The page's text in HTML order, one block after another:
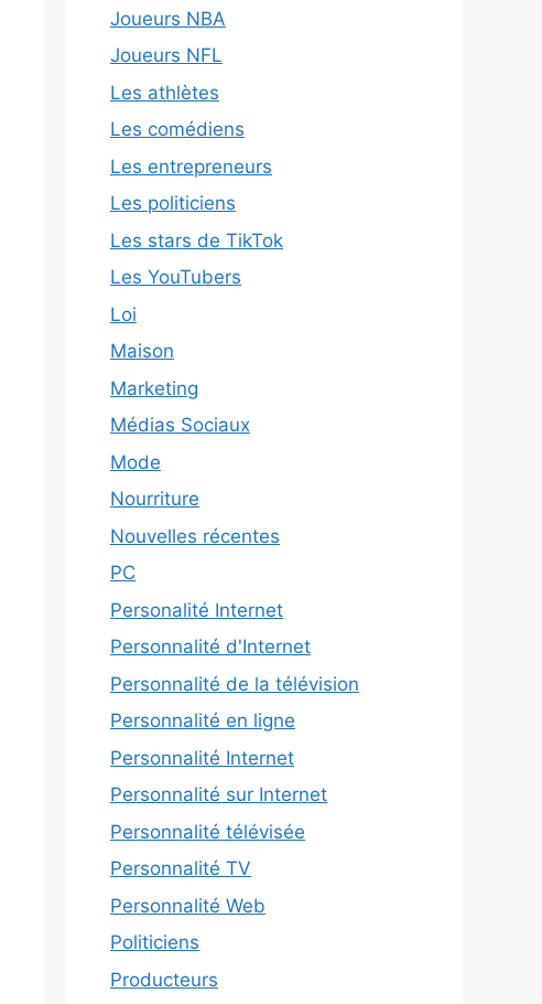
Joueurs NBA
Joueurs NFL
Les athlètes
Les comédiens
Les entrepreneurs
Les politiciens
Les stars de TikTok
Les YouTubers
Loi
Maison
Marketing
Médias Sociaux
Mode
Nourriture
Nouvelles récentes
PC
Personalité Internet
Personnalité d'Internet
Personnalité de la télévision
Personnalité en ligne
Personnalité Internet
Personnalité sur Internet
Personnalité télévisée
Personnalité TV
Personnalité Web
Politiciens
Producteurs